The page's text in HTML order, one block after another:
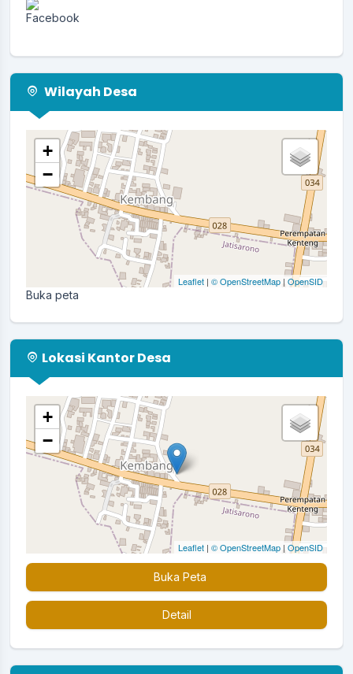
Wilayah Desa
+
−
Leaflet | © OpenStreetMap | OpenSID
Buka peta
Lokasi Kantor Desa
+
−
Leaflet | © OpenStreetMap | OpenSID
Buka Peta
Detail